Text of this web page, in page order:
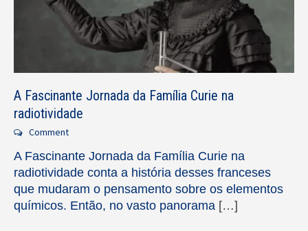
A Fascinante Jornada da Família Curie na
radiotividade
Comment
A Fascinante Jornada da Família Curie na
radiotividade conta a história desses franceses
que mudaram o pensamento sobre os elementos
químicos. Então, no vasto panorama […]